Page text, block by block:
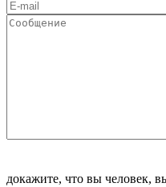
докажите, что вы человек,